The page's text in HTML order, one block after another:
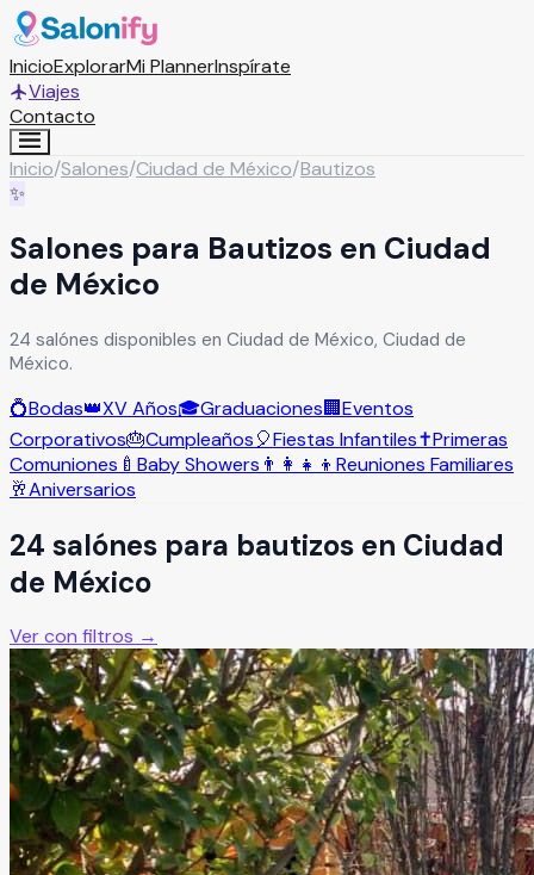
InicioExplorarMi PlannerInspírate
Viajes
Contacto
Inicio/Salones/Ciudad de México/Bautizos
✨
Salones para Bautizos en Ciudad
de México
24 salónes disponibles en Ciudad de México, Ciudad de
México.
💍Bodas👑XV Años🎓Graduaciones🏢Eventos
Corporativos🎂Cumpleaños🎈Fiestas Infantiles✝️Primeras
Comuniones 🍼 Baby Showers 👨‍👩‍👧‍👦 Reuniones Familiares
🥂Aniversarios
24 salónes para bautizos en Ciudad
de México
Ver con filtros →